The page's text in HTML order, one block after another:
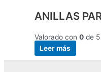
ANILLAS
Valorado con 0 de 5
Leer más